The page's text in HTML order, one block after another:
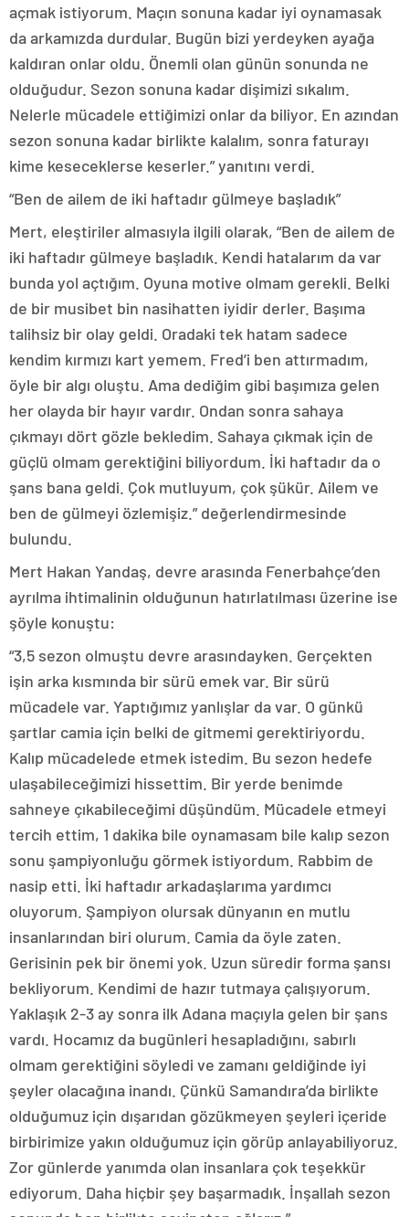
açmak istiyorum. Maçın sonuna kadar iyi oynamasak
da arkamızda durdular. Bugün bizi yerdeyken ayağa
kaldıran onlar oldu. Önemli olan günün sonunda ne
olduğudur. Sezon sonuna kadar dişimizi sıkalım.
Nelerle mücadele ettiğimizi onlar da biliyor. En azından
sezon sonuna kadar birlikte kalalım, sonra faturayı
kime keseceklerse keserler.” yanıtını verdi.
“Ben de ailem de iki haftadır gülmeye başladık”
Mert, eleştiriler almasıyla ilgili olarak, “Ben de ailem de
iki haftadır gülmeye başladık. Kendi hatalarım da var
bunda yol açtığım. Oyuna motive olmam gerekli. Belki
de bir musibet bin nasihatten iyidir derler. Başıma
talihsiz bir olay geldi. Oradaki tek hatam sadece
kendim kırmızı kart yemem. Fred’i ben attırmadım,
öyle bir algı oluştu. Ama dediğim gibi başımıza gelen
her olayda bir hayır vardır. Ondan sonra sahaya
çıkmayı dört gözle bekledim. Sahaya çıkmak için de
güçlü olmam gerektiğini biliyordum. İki haftadır da o
şans bana geldi. Çok mutluyum, çok şükür. Ailem ve
ben de gülmeyi özlemişiz.” değerlendirmesinde
bulundu.
Mert Hakan Yandaş, devre arasında Fenerbahçe’den
ayrılma ihtimalinin olduğunun hatırlatılması üzerine ise
şöyle konuştu:
“3,5 sezon olmuştu devre arasındayken. Gerçekten
işin arka kısmında bir sürü emek var. Bir sürü
mücadele var. Yaptığımız yanlışlar da var. O günkü
şartlar camia için belki de gitmemi gerektiriyordu.
Kalıp mücadelede etmek istedim. Bu sezon hedefe
ulaşabileceğimizi hissettim. Bir yerde benimde
sahneye çıkabileceğimi düşündüm. Mücadele etmeyi
tercih ettim, 1 dakika bile oynamasam bile kalıp sezon
sonu şampiyonluğu görmek istiyordum. Rabbim de
nasip etti. İki haftadır arkadaşlarıma yardımcı
oluyorum. Şampiyon olursak dünyanın en mutlu
insanlarından biri olurum. Camia da öyle zaten.
Gerisinin pek bir önemi yok. Uzun süredir forma şansı
bekliyorum. Kendimi de hazır tutmaya çalışıyorum.
Yaklaşık 2-3 ay sonra ilk Adana maçıyla gelen bir şans
vardı. Hocamız da bugünleri hesapladığını, sabırlı
olmam gerektiğini söyledi ve zamanı geldiğinde iyi
şeyler olacağına inandı. Çünkü Samandıra’da birlikte
olduğumuz için dışarıdan gözükmeyen şeyleri içeride
birbirimize yakın olduğumuz için görüp anlayabiliyoruz.
Zor günlerde yanımda olan insanlara çok teşekkür
ediyorum. Daha hiçbir şey başarmadık. İnşallah sezon